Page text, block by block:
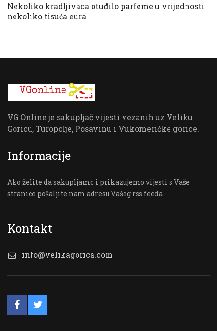
Nekoliko kradljivaca otuđilo parfeme u vrijednosti
nekoliko tisuća eura
VG Online je sakupljač vijesti vezanih uz Veliku
Goricu, Turopolje, Posavinu i Vukomeričke gorice.
Informacije
Ako želite da sakupljamo i prikazujemo vijesti s Vaše
stranice pošaljite nam adresu Vašeg rss feeda.
Kontakt
info@velikagorica.com